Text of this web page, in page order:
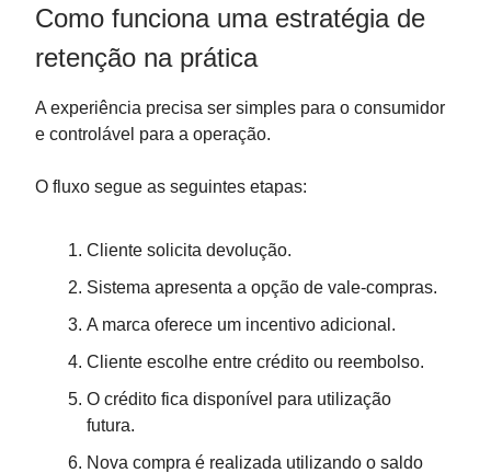
Como funciona uma estratégia de
retenção na prática
A experiência precisa ser simples para o consumidor
e controlável para a operação.
O fluxo segue as seguintes etapas:
Cliente solicita devolução.
Sistema apresenta a opção de vale-compras.
A marca oferece um incentivo adicional.
Cliente escolhe entre crédito ou reembolso.
O crédito fica disponível para utilização
futura.
Nova compra é realizada utilizando o saldo